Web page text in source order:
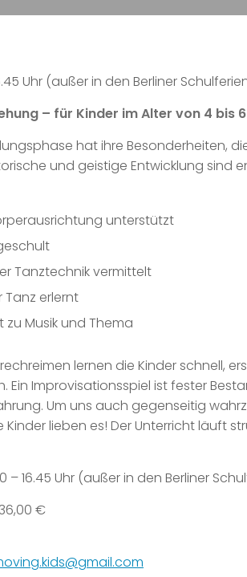
Uhr (außer in den Berliner
– für Kinder im Alter von 4 bis
hat ihre Besonderheiten,
und geistige Entwicklung sind
unterstützt
Tanztechnik vermittelt
erlernt
Musik und Thema
lernen die Kinder schnell,
Ein Improvisationsspiel ist fester
Um uns auch gegenseitig
lieben es! Der Unterricht läuft
– 16.45 Uhr (außer in den Berliner
€